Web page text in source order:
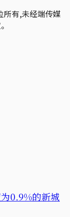
所有,未经端传媒
0.9%的新城